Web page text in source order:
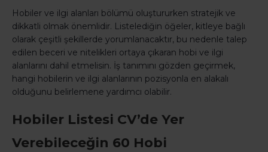
Hobiler ve ilgi alanları bölümü oluştururken stratejik ve
dikkatli olmak önemlidir. Listelediğin öğeler, kitleye bağlı
olarak çeşitli şekillerde yorumlanacaktır, bu nedenle talep
edilen beceri ve nitelikleri ortaya çıkaran hobi ve ilgi
alanlarını dahil etmelisin. İş tanımını gözden geçirmek,
hangi hobilerin ve ilgi alanlarının pozisyonla en alakalı
olduğunu belirlemene yardımcı olabilir.
Hobiler Listesi CV’de Yer
Verebileceğin 60 Hobi